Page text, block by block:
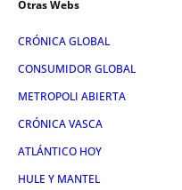
Otras Webs
CRÓNICA GLOBAL
CONSUMIDOR GLOBAL
METROPOLI ABIERTA
CRÓNICA VASCA
ATLÁNTICO HOY
HULE Y MANTEL